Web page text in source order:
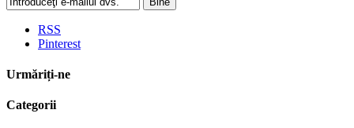
RSS
Pinterest
Urmăriți-ne
Categorii